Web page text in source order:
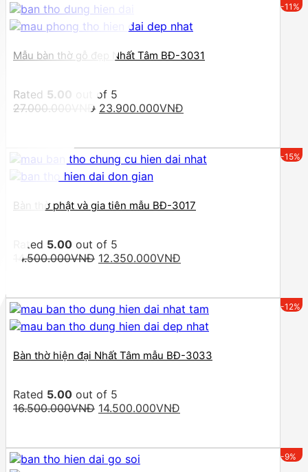
-11%
Mẫu bàn thờ gỗ đẹp Nhất Tâm BĐ-3031
Rated 5.00 out of 5
27.000.000
VNĐ Original
27.000.000VNĐ.
23.900.000VNĐ
23.900.000VNĐ.
-15%
Bàn thờ phật và gia tiên mẫu BĐ-3017
Rated 5.00 out of 5
14.500.000VNĐ Original
14.500.000VNĐ.
12.350.000VNĐ
12.350.000VNĐ.
-12%
Bàn thờ hiện đại Nhất Tâm mẫu BĐ-3033
Rated 5.00 out of 5
16.500.000VNĐ Original
16.500.000VNĐ.
14.500.000VNĐ
14.500.000VNĐ.
-9%